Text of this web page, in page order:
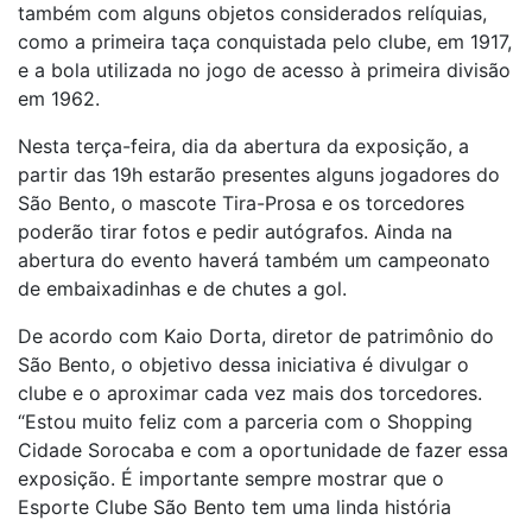
também com alguns objetos considerados relíquias,
como a primeira taça conquistada pelo clube, em 1917,
e a bola utilizada no jogo de acesso à primeira divisão
em 1962.
Nesta terça-feira, dia da abertura da exposição, a
partir das 19h estarão presentes alguns jogadores do
São Bento, o mascote Tira-Prosa e os torcedores
poderão tirar fotos e pedir autógrafos. Ainda na
abertura do evento haverá também um campeonato
de embaixadinhas e de chutes a gol.
De acordo com Kaio Dorta, diretor de patrimônio do
São Bento, o objetivo dessa iniciativa é divulgar o
clube e o aproximar cada vez mais dos torcedores.
“Estou muito feliz com a parceria com o Shopping
Cidade Sorocaba e com a oportunidade de fazer essa
exposição. É importante sempre mostrar que o
Esporte Clube São Bento tem uma linda história